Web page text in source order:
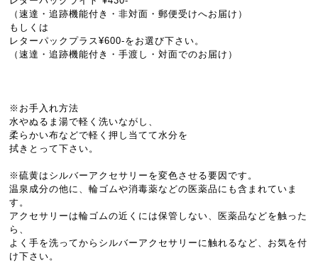
（速達・追跡機能付き・非対面・郵便受けへお届け）
もしくは
レターパックプラス¥600-をお選び下さい。
（速達・追跡機能付き・手渡し・対面でのお届け）
※お手入れ方法
水やぬるま湯で軽く洗いながし、
柔らかい布などで軽く押し当てて水分を
拭きとって下さい。
※硫黄はシルバーアクセサリーを変色させる要因です。
温泉成分の他に、輪ゴムや消毒薬などの医薬品にも含まれていま
す。
アクセサリーは輪ゴムの近くには保管しない、医薬品などを触った
ら、
よく手を洗ってからシルバーアクセサリーに触れるなど、お気を付
け下さい。